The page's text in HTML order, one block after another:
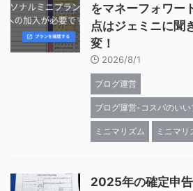
をマネーフォワー
点はジェミニに聞
変！
2026/8/1
ブログ運営
ブログ運営-コスパのい
ミニマリズム ミニマ
2025年の確定申